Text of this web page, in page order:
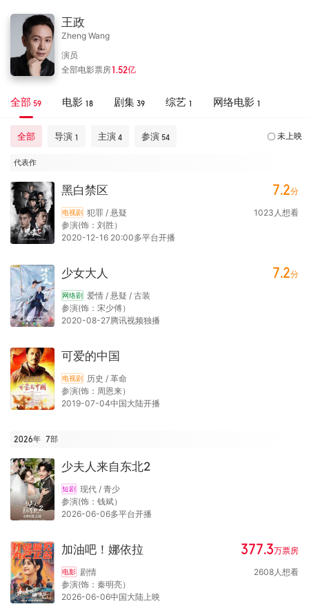
王政
Zheng Wang
演员
全部电影票房1.52亿
全部 59 电影 18 剧集 39 综艺 1 网络电影 1
全部 导演 1 主演 4 参演 54 未上映
代表作
黑白禁区
电视剧 犯罪 / 悬疑
参演(饰：刘胜）
2020-12-16 20:00多平台开播
7.2分
1023 人想看
少女大人
网络剧 爱情 / 悬疑 / 古装
参演(饰：宋少傅）
2020-08-27腾讯视频独播
7.2分
可爱的中国
电视剧 历史 / 革命
参演(饰：周恩来）
2019-07-04中国大陆开播
2026年 7部
少夫人来自东北2
短剧 现代 / 青少
参演(饰：钱斌）
2026-06-06多平台开播
加油吧！娜依拉
电影 剧情
参演(饰：秦明亮）
2026-06-06中国大陆上映
377.3万票房
2608人想看